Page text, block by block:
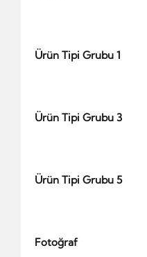
Ürün Tipi Grubu 1
Ürün Tipi Grubu 3
Ürün Tipi Grubu 5
Fotoğraf